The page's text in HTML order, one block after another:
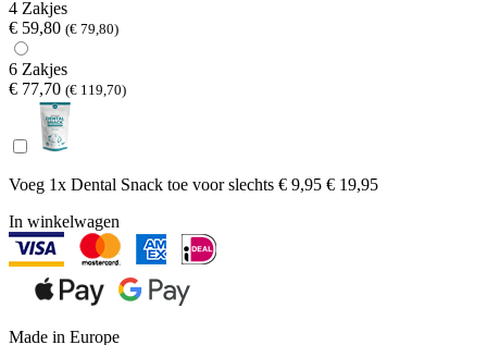
4 Zakjes
€ 59,80 (€ 79,80)
6 Zakjes
€ 77,70 (€ 119,70)
Voeg 1x Dental Snack toe voorslechts € 9,95 € 19,95
In winkelwagen
Made in Europe